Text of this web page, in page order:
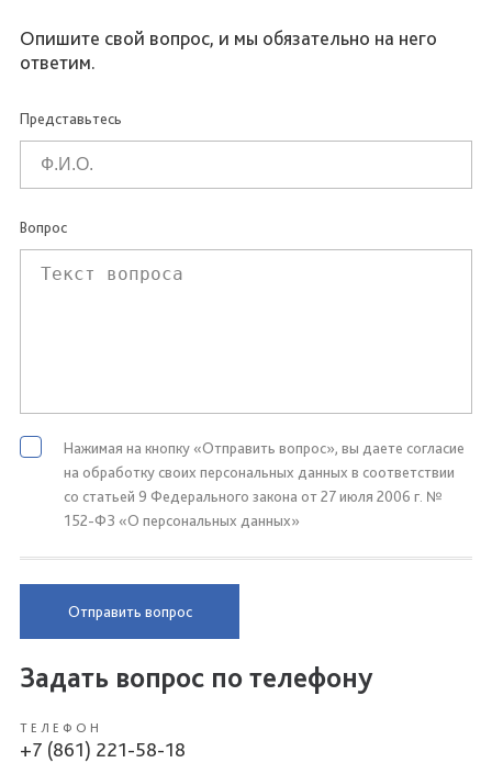
Опишите свой вопрос, и мы обязательно на него
ответим.
Представьтесь
Вопрос
Нажимая на кнопку «Отправить вопрос», вы даете согласие
на обработку своих персональных данных в соответствии
со статьей 9 Федерального закона от 27 июля 2006 г. №
152-ФЗ «О персональных данных»
Отправить вопрос
Задать вопрос по телефону
ТЕЛЕФОН
+7 (861) 221-58-18